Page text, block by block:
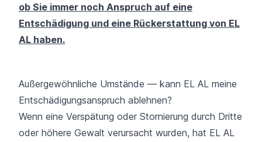
ob Sie immer noch Anspruch auf eine
Entschädigung und eine Rückerstattung von EL
AL haben.
Außergewöhnliche Umstände — kann EL AL meine
Entschädigungsanspruch ablehnen?
Wenn eine Verspätung oder Stornierung durch Dritte
oder höhere Gewalt verursacht wurden, hat EL AL